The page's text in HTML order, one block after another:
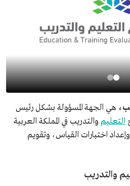
هي الجهة المسؤولة بشكل رئيس
التعليم والتدريب في المملكة العربية
اختبارات القياس، وتقويم
والتدريب